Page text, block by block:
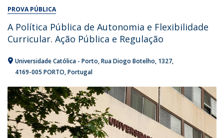
PROVA PÚBLICA
A Política Pública de Autonomia e Flexibilidade
Curricular. Ação Pública e Regulação
Universidade Católica - Porto Rua Diogo Botelho, 1327
4169-005 PORTO Portugal